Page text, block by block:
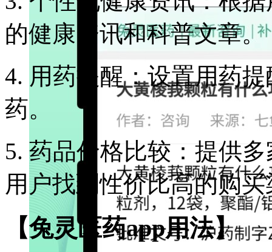
的健康资讯和科普文章。
4. 用药提醒：设置用药
药。
5. 药品价格比较：提供
用户找到性价比高的购
【兔灵医药app用法】